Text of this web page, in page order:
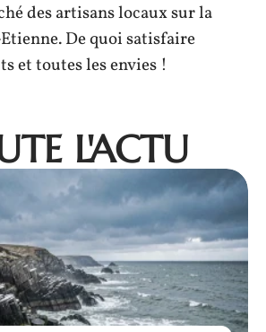
des artisans locaux sur la
De quoi satisfaire
et toutes les envies !
L'ACTU